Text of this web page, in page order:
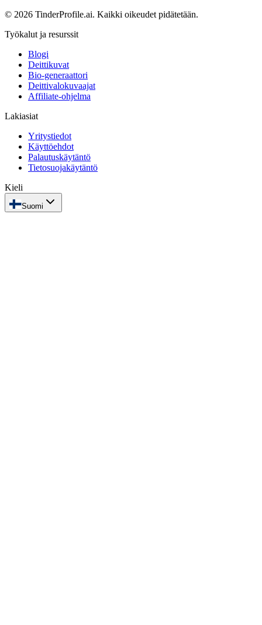
© 2026 TinderProfile.ai. Kaikki oikeudet pidätetään.
Työkalut ja resurssit
Blogi
Deittikuvat
Bio-generaattori
Deittivalokuvaajat
Affiliate-ohjelma
Lakiasiat
Yritystiedot
Käyttöehdot
Palautuskäytäntö
Tietosuojakäytäntö
Kieli
Suomi